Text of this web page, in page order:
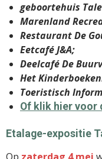
geboortehuis
Marenland
Restaurant De
Eetcafé J&A;
Deelcafé De
Het
Toeristisch
Of klik hier voor
Etalage-expositie